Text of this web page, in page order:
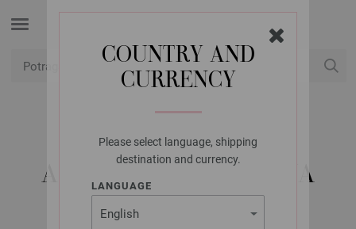
COUNTRY AND
CURRENCY
Please select language, shipping
destination and currency.
LANGUAGE
LANA GROSSA
ALPINA SEOSKA VUNA